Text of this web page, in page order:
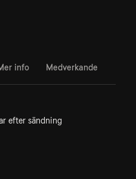
info Medverkande
efter sändning